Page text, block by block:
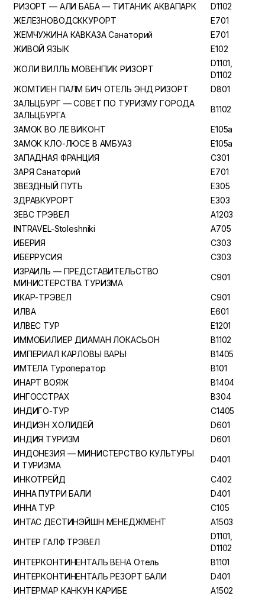
РИЗОРТ — АЛИ БАБА — ТИТАНИК АКВАПАРК
D1102
ЖЕЛЕЗНОВОДСККУРОРТ
E701
ЖЕМЧУЖИНА КАВКАЗА Санаторий
E701
ЖИВОЙ ЯЗЫК
E102
ЖОЛИ ВИЛЛЬ МОВЕНПИК РИЗОРТ
D1101,
D1102
ЖОМТИЕН ПАЛМ БИЧ ОТЕЛЬ ЭНД РИЗОРТ
D801
ЗАЛЬЦБУРГ — СОВЕТ ПО ТУРИЗМУ ГОРОДА
ЗАЛЬЦБУРГА
B1102
ЗАМОК ВО ЛЕ ВИКОНТ
E105a
ЗАМОК КЛО-ЛЮСЕ В АМБУАЗ
E105a
ЗАПАДНАЯ ФРАНЦИЯ
C301
ЗАРЯ Санаторий
E701
ЗВЕЗДНЫЙ ПУТЬ
E305
ЗДРАВКУРОРТ
E303
ЗЕВС ТРЭВЕЛ
A1203
INTRAVEL-Stoleshniki
A705
ИБЕРИЯ
C303
ИБЕРРУСИЯ
C303
ИЗРАИЛЬ — ПРЕДСТАВИТЕЛЬСТВО
МИНИСТЕРСТВА ТУРИЗМА
C901
ИКАР-ТРЭВЕЛ
C901
ИЛВА
E601
ИЛВЕС ТУР
E1201
ИММОБИЛИЕР ДИАМАН ЛОКАСЬОН
B1102
ИМПЕРИАЛ КАРЛОВЫ ВАРЫ
B1405
ИМТЕЛА Туроператор
B101
ИНАРТ ВОЯЖ
B1404
ИНГОССТРАХ
B304
ИНДИГО-ТУР
C1405
ИНДИЭН ХОЛИДЕЙ
D601
ИНДИЯ ТУРИЗМ
D601
ИНДОНЕЗИЯ — МИНИСТЕРСТВО КУЛЬТУРЫ
И ТУРИЗМА
D401
ИНКОТРЕЙД
C402
ИННА ПУТРИ БАЛИ
D401
ИННА ТУР
C105
ИНТАС ДЕСТИНЭЙШН МЕНЕДЖМЕНТ
A1503
ИНТЕР ГАЛФ ТРЭВЕЛ
D1101,
D1102
ИНТЕРКОНТИНЕНТАЛЬ ВЕНА Отель
B1101
ИНТЕРКОНТИНЕНТАЛЬ РЕЗОРТ БАЛИ
D401
ИНТЕРМАР КАНКУН КАРИБЕ
A1502